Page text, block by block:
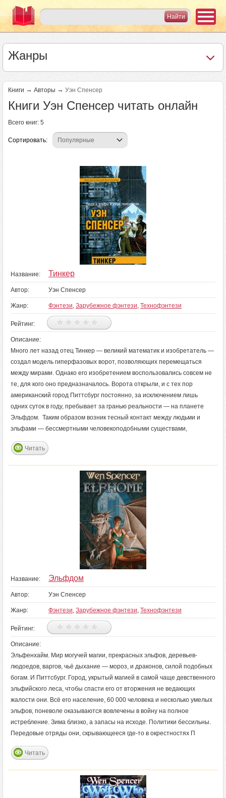
Жанры
Книги → Авторы → Уэн Спенсер
Книги Уэн Спенсер читать онлайн
Всего книг: 5
Сортировать:
Название: Тинкер
Автор: Уэн Спенсер
Жанр: Фэнтези, Зарубежное фэнтези, Технофэнтези
Рейтинг:
Описание:
Много лет назад отец Тинкер — великий математик и изобретатель —
создал модель гиперфазовых ворот, позволяющих перемещаться
между мирами. Однако его изобретением воспользовались совсем не
те, для кого оно предназначалось. Ворота открыли, и с тех пор
американский город Питтсбург постоянно, за исключением лишь
одних суток в году, пребывает за гранью реальности — на планете
Эльфдом. Таким образом возник тесный контакт между людьми и
эльфами — бессмертными человекоподобными существами,
Читать
Название: Эльфдом
Автор: Уэн Спенсер
Жанр: Фэнтези, Зарубежное фэнтези, Технофэнтези
Рейтинг:
Описание:
Эльфенхайм. Мир могучей магии, прекрасных эльфов, деревьев-
людоедов, варгов, чьё дыхание — мороз, и драконов, силой подобных
богам. И Питтсбург. Город, укрытый магией в самой чаще девственного
эльфийского леса, чтобы спасти его от вторжения не ведающих
жалости они. Всё его население, 60 000 человека и несколько умелых
эльфов, поневоле оказываются вовлечены в войну на полное
истребление. Зима близко, а запасы на исходе. Политики бессильны.
Передовые отряды они, скрывающееся где-то в окрестностях П
Читать